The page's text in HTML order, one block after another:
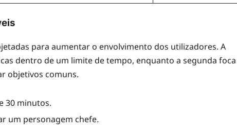
para aumentar o envolvimento dos utilizadores. A
dentro de um limite de tempo, enquanto a segunda foca
objetivos comuns.
30 minutos.
um personagem chefe.